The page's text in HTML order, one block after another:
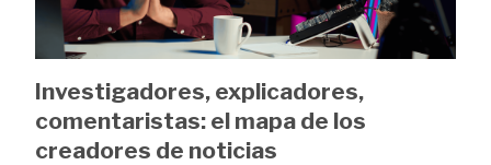
Investigadores, explicadores,
comentaristas: el mapa de los
creadores de noticias